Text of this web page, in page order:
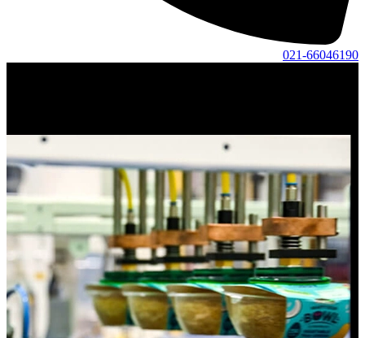
021-66046190